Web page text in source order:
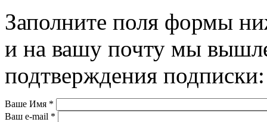
Заполните поля формы
и на вашу почту мы
подтверждения подписки:
Ваше Имя *
Ваш e-mail *